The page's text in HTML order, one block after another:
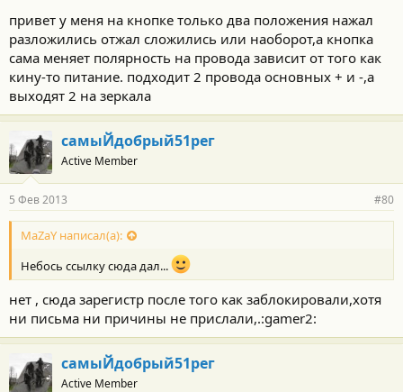
привет у меня на кнопке только два положения нажал
разложились отжал сложились или наоборот,а кнопка
сама меняет полярность на провода зависит от того как
кину-то питание. подходит 2 провода основных + и -,а
выходят 2 на зеркала
самыЙдобрый51рег
Active Member
5 Фев 2013 #80
MaZaY написал(а):
Небось ссылку сюда дал...
нет , сюда зарегистр после того как заблокировали,хотя
ни письма ни причины не прислали,.:gamer2:
самыЙдобрый51рег
Active Member